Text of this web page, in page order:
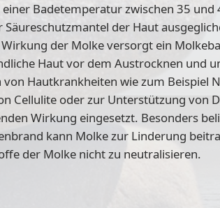
Badetemperatur zwischen 35
Säureschutzmantel der Haut
der Molke versorgt ein
Haut vor dem Austrocknen und
von Hautkrankheiten wie zum
Cellulite oder zur Unterstützung von
Wirkung eingesetzt. Besonders
kann Molke zur Linderung
der Molke nicht zu neutralisieren.